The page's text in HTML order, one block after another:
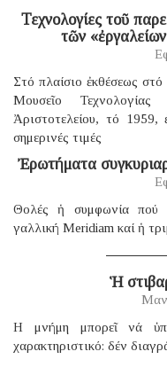
Τεχνολογίες τοῦ
τῶν
Στό πλαίσιο ἐκθέσεως
Μουσεῖο
Ἀριστοτελείου, τό
σημερινές τιμές
Ἐρωτήματα
Θολές ἡ συμφωνία πού
γαλλική Μeridiam καί ἡ
Ἡ
H μνήμη μπορεῖ νά
χαρακτηριστικό: δέν